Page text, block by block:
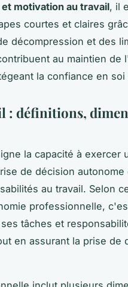
motivation au travail, il
courtes et claires
décompression et des
au maintien de
la confiance en soi
: définitions,
la capacité à exercer
de décision
au travail. Selon
professionnelle,
tâches et
en assurant la prise de